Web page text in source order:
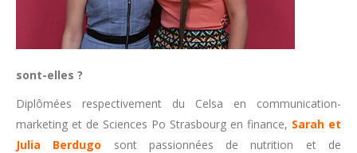
sont-elles ?
Diplômées respectivement du Celsa en communication-
marketing et de Sciences Po Strasbourg en finance, Sarah et
Julia Berdugo
sont passionnées de nutrition et de